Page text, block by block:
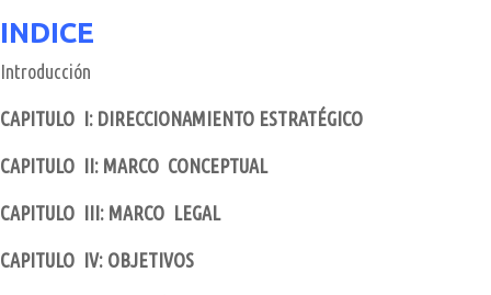
INDICE
Introducción
CAPITULO I: DIRECCIONAMIENTO ESTRATÉGICO
CAPITULO II: MARCO CONCEPTUAL
CAPITULO III: MARCO LEGAL
CAPITULO IV: OBJETIVOS